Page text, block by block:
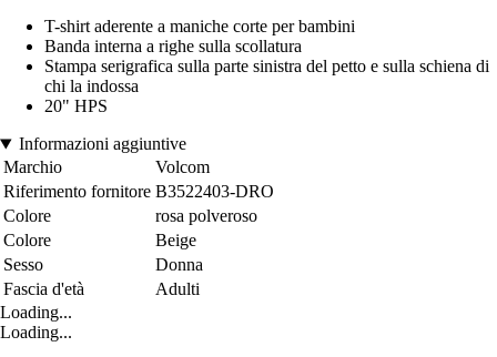
T-shirt aderente a maniche corte per bambini
Banda interna a righe sulla scollatura
Stampa serigrafica sulla parte sinistra del petto e sulla schiena di
chi la indossa
20" HPS
Informazioni aggiuntive
Marchio
Volcom
Riferimento fornitore B3522403-DRO
Colore
rosa polveroso
Colore
Beige
Sesso
Donna
Fascia d'età
Adulti
Loading...
Loading...